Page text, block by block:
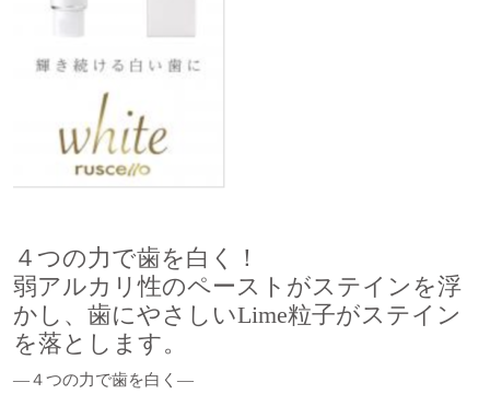
４つの力で歯を白く！
弱アルカリ性のペーストがステインを浮
かし、歯にやさしいLime粒子がステイン
を落とします。
―４つの力で歯を白く―